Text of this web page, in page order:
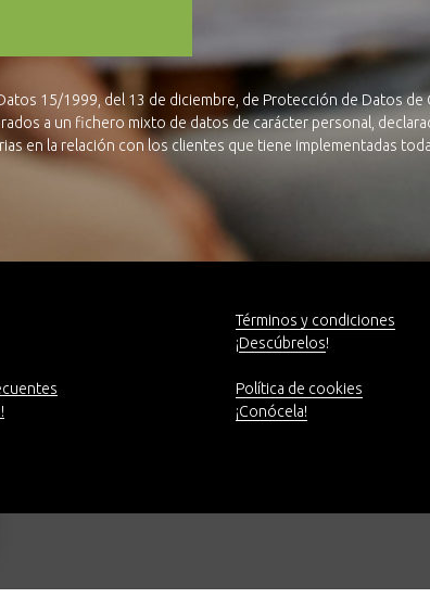
15/1999, del 13 de diciembre, de Protección de Datos de
a un fichero mixto de datos de carácter personal,
en la relación con los clientes que tiene implementadas
Términos y condiciones
¡Descúbrelos!
Política de cookies
¡Conócela!